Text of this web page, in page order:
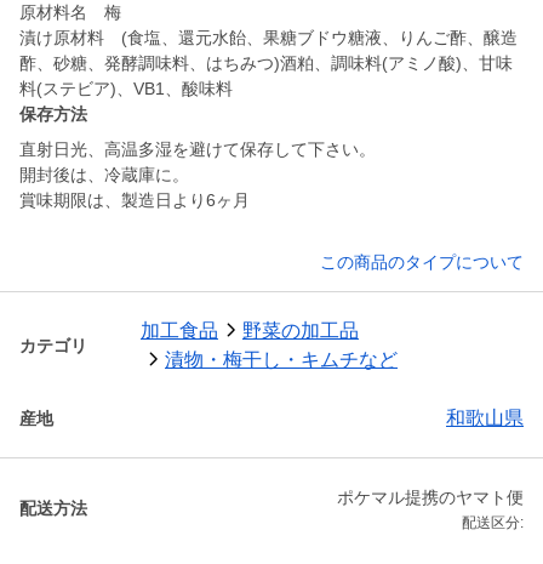
原材料名 梅
漬け原材料 (食塩、還元水飴、果糖ブドウ糖液、りんご酢、醸造
酢、砂糖、発酵調味料、はちみつ)酒粕、調味料(アミノ酸)、甘味
料(ステビア)、VB1、酸味料
保存方法
直射日光、高温多湿を避けて保存して下さい。
開封後は、冷蔵庫に。
賞味期限は、製造日より6ヶ月
この商品のタイプについて
カテゴリ
加工食品
野菜の加工品
漬物・梅干し・キムチなど
産地 和歌山県
配送方法
ポケマル提携のヤマト便
配送区分: